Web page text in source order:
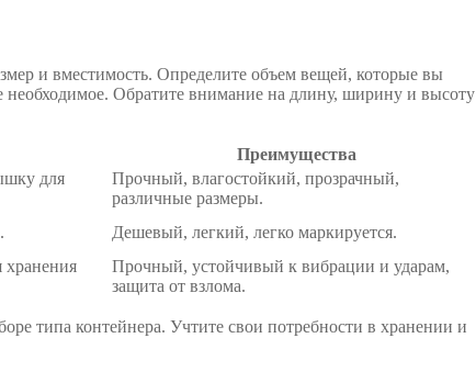
и вместимость. Определите объем вещей, которые вы
необходимое. Обратите внимание на длину, ширину и высоту
Преимущества
для
Прочный, влагостойкий, прозрачный,
различные размеры.
Дешевый, легкий, легко маркируется.
хранения
Прочный, устойчивый к вибрации и ударам,
защита от взлома.
типа контейнера. Учтите свои потребности в хранении и